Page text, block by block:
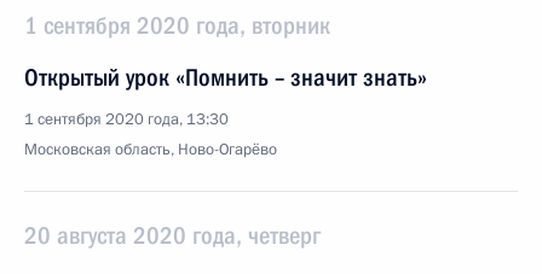
1 сентября 2020 года, вторник
Открытый урок «Помнить – значит знать»
1 сентября 2020 года, 13:30
Московская область, Ново-Огарёво
20 августа 2020 года, четверг